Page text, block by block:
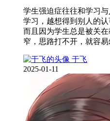
学生强迫症往往和学习
学习，越想得到别人的认
而且因为学生总是被关
窄，思路打不开，就容
于飞
2025-01-11